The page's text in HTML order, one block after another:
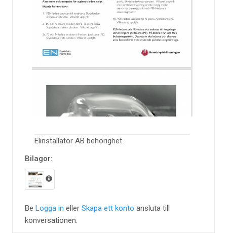
Elinstallatör AB behörighet
Bilagor:
Be Logga in eller Skapa ett konto ansluta till
konversationen.